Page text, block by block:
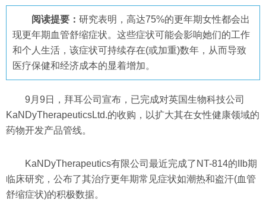
阅读提要： 研究表明，高达75%的更年期女性都会出
现更年期血管舒缩症状。这些症状可能会影响她们的工作
和个人生活，该症状可持续存在(或加重)数年，从而导致
医疗保健和经济成本的显着增加。
9月9日，拜耳公司宣布，已完成对英国生物科技公司
KaNDyTherapeuticsLtd.的收购，以扩大其在女性健康领域的
药物开发产品管线。
KaNDyTherapeutics有限公司最近完成了NT-814的IIb期
临床研究，公布了其治疗更年期常见症状如潮热和盗汗(血管
舒缩症状)的积极数据。